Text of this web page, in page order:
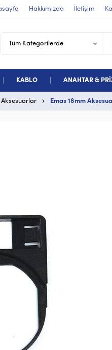
Hakkımızda İletişim
KABLO ANAHTAR &
Aksesuarlar Emas 18mm